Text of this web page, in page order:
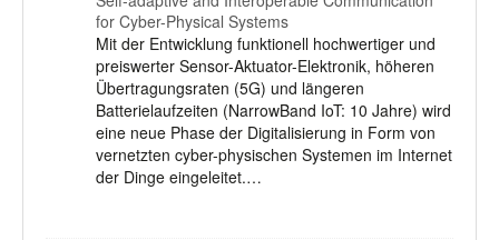
for Cyber-Physical Systems
Mit der Entwicklung funktionell hochwertiger und
preiswerter Sensor-Aktuator-Elektronik, höheren
Übertragungsraten (5G) und längeren
Batterielaufzeiten (NarrowBand IoT: 10 Jahre) wird
eine neue Phase der Digitalisierung in Form von
vernetzten cyber-physischen Systemen im Internet
der Dinge eingeleitet.…